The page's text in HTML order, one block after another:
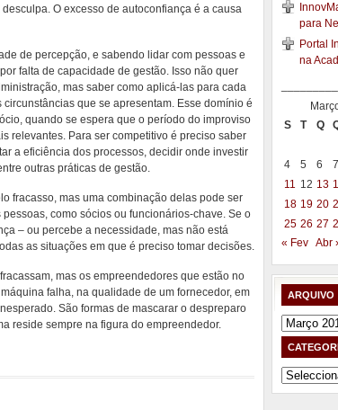
O excesso de autoconfiança é a causa
de percepção, e sabendo lidar com pessoas e
falta de capacidade de gestão. Isso não quer
mas saber como aplicá-las para cada
que se apresentam. Esse domínio é
quando se espera que o período do improviso
relevantes. Para ser competitivo é preciso saber
a eficiência dos processos, decidir onde investir
outras práticas de gestão.
fracasso, mas uma combinação delas pode ser
como sócios ou funcionários-chave. Se o
– ou percebe a necessidade, mas não está
as situações em que é preciso tomar decisões.
mas os empreendedores que estão no
falha, na qualidade de um fornecedor, em
São formas de mascarar o despreparo
reside sempre na figura do empreendedor.
para
Portal
na
S
T Q
4 5 6
7
11 12 13
18 19 20
25 26 27
« Fev Abr
ARQUIVO
Arquivo
Categorias